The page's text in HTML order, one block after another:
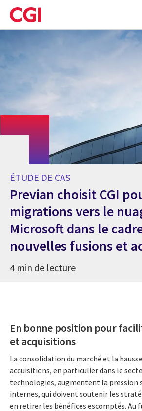
Skip
to
main
ÉTUDE DE CAS
Previan choisit CGI
migrations vers le
Microsoft dans le
nouvelles fusions et
4 min de lecture
En bonne position pour
et acquisitions
La consolidation du marché et la
acquisitions, en particulier dans le
technologies, augmentent la pression
internes, qui doivent soutenir les
en retirer les bénéfices escomptés. Au